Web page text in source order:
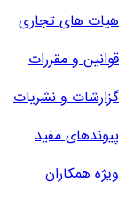
هیات های تجاری
قوانین و مقررات
گزارشات و نشریات
پیوندهای مفید
ویژه همکاران